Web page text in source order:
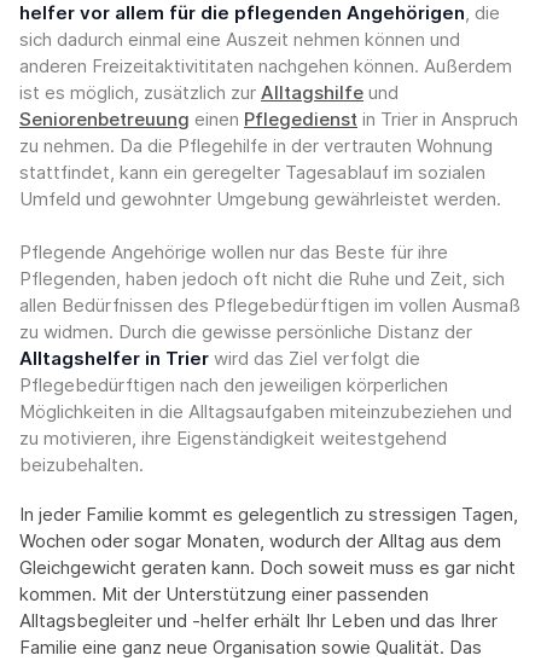
helfer vor allem für die pflegenden Angehörigen, die
sich dadurch einmal eine Auszeit nehmen können und
anderen Freizeitaktivititaten nachgehen können. Außerdem
ist es möglich, zusätzlich zur Alltagshilfe und
Seniorenbetreuung einen Pflegedienst in Trier in Anspruch
zu nehmen. Da die Pflegehilfe in der vertrauten Wohnung
stattfindet, kann ein geregelter Tagesablauf im sozialen
Umfeld und gewohnter Umgebung gewährleistet werden.
Pflegende Angehörige wollen nur das Beste für ihre
Pflegenden, haben jedoch oft nicht die Ruhe und Zeit, sich
allen Bedürfnissen des Pflegebedürftigen im vollen Ausmaß
zu widmen. Durch die gewisse persönliche Distanz der
Alltagshelfer in Trier wird das Ziel verfolgt die
Pflegebedürftigen nach den jeweiligen körperlichen
Möglichkeiten in die Alltagsaufgaben miteinzubeziehen und
zu motivieren, ihre Eigenständigkeit weitestgehend
beizubehalten.
In jeder Familie kommt es gelegentlich zu stressigen Tagen,
Wochen oder sogar Monaten, wodurch der Alltag aus dem
Gleichgewicht geraten kann. Doch soweit muss es gar nicht
kommen. Mit der Unterstützung einer passenden
Alltagsbegleiter und -helfer erhält Ihr Leben und das Ihrer
Familie eine ganz neue Organisation sowie Qualität. Das